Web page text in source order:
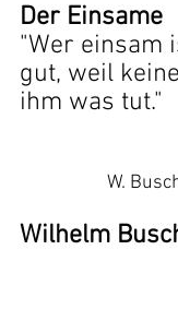
Der Einsame
"Wer einsam
gut, weil
ihm was tut."
W.
Wilhelm